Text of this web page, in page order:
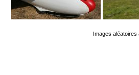
Images aléatoires